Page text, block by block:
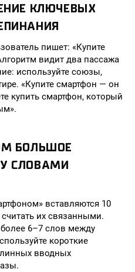
КЛЮЧЕВЫХ
пишет: «Купите
видит два пассажа
используйте союзы,
«Купите смартфон — он
купить смартфон, который
БОЛЬШОЕ
СЛОВАМИ
вставляются 10
их связанными.
6–7 слов между
короткие
вводных